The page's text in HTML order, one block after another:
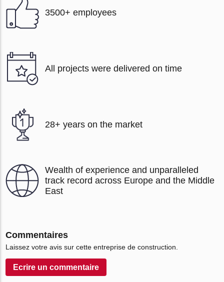
3500+ employees
All projects were delivered on time
28+ years on the market
Wealth of experience and unparalleled
track record across Europe and the Middle
East
Commentaires
Laissez votre avis sur cette entreprise de construction.
Ecrire un сommentaire